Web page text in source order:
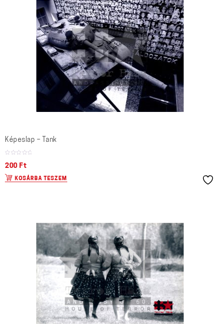
Képeslap – Tank
200 Ft
KOSÁRBA TESZEM